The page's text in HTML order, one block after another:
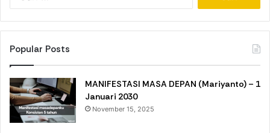
Popular Posts
MANIFESTASI MASA DEPAN (Mariyanto) – 1
Januari 2030
November 15, 2025